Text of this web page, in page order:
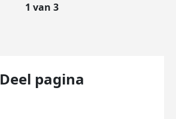
1 van 3
Deel pagina